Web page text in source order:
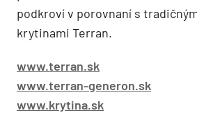
podkroví v porovnaní s
krytinami Terran.
www.terran.sk
www.terran-generon.sk
www.krytina.sk